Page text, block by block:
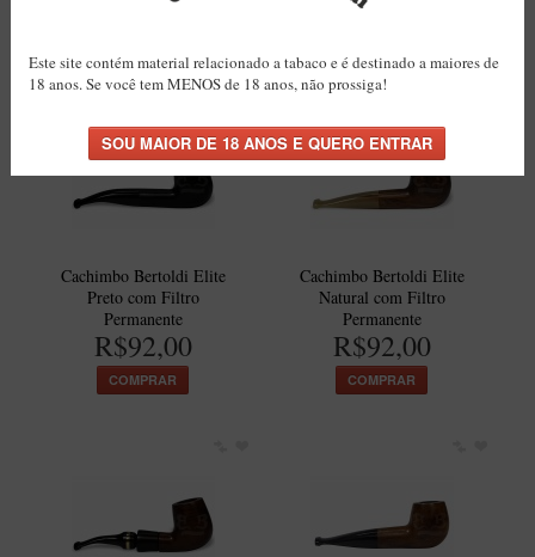
Churchwarden – Briar Italiano
Maestro Compacto – Briar Italiano
MONTE SEU KIT/INICIANTES
Blends Para Cachimbo
Limpadores para Cachimbo
Suportes
Filtros
Cachimbo Bertoldi Elite
Preto com Filtro
Permanente
R$92,00
COMPRAR
Cachimbo Bertoldi Elite
Natural com Filtro
Permanente
R$92,00
COMPRAR
Este site contém material relacionado a tabaco e é destinado a maiores de
18 anos. Se você tem MENOS de 18 anos, não prossiga!